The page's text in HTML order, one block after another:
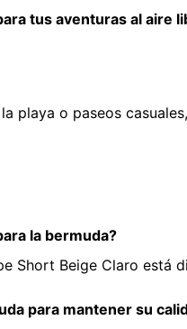
tus aventuras al aire
playa o paseos
la bermuda?
Short Beige Claro
para mantener su